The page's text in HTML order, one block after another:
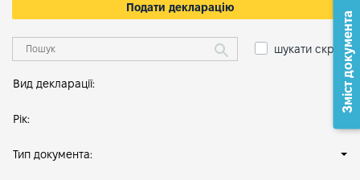
Подати декларацію
шукати скрізь
Вид декларації:
Рік:
Тип документа:
Зміст документа